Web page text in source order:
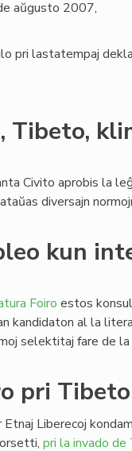
aŭgusto 2007,
pri lastatempaj
Tibeto,
Civito aprobis la
diversajn
kun
Foiro estos
kandidaton al la
selektitaj fare de
pri Tibeto
Liberecoj
pri la invado